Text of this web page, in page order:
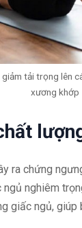
tải trọng lên
xương khớp
ra chứng
nghiêm
giấc ngủ, giúp